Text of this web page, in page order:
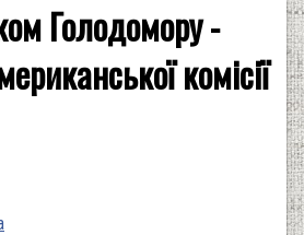
Голодомору -
комісії